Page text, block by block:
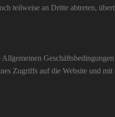
teilweise an Dritte abtreten,
Zugriffs auf die Website und